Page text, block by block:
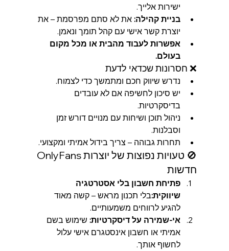
ישירות אלייך.
בניית קהילה: את לא סתם מפרסמת – את
יוצרת קשר אישי עם קהל תומך ונאמן.
אפשרות לעבוד מהבית או מכל מקום
בעולם.
❌ חסרונות שכדאי לדעת
נדרש שיווק חכם ומתמשך כדי לצמוח.
יש סיכון לחשיפה אם לא עובדים
בדיסקרטיות.
ניהול תוכן ושיחות עם מנויים דורש זמן
וסבלנות.
תחרות גבוהה – צריך בידול אמיתי ומקצועי.
חדשות
פתיחת חשבון בלי אסטרטגיה
שיווקית:בלי תכנון מראש – קשה מאוד
להגיע לרווחים משמעותיים.
אי-שמירה על דיסקרטיות: שימוש בשם
אמיתי או חשבון אינסטגרם אישי עלול
לחשוף אותך.